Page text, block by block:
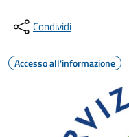
Condividi
Accesso all'informazione